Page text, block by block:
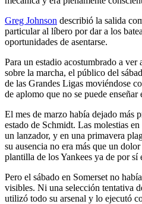
Greg Johnson describió la salida
particular al líbero por dar a los
oportunidades de asentarse.
Para un estadio acostumbrado a ver
sobre la marcha, el público del
de las Grandes Ligas moviéndose
de aplomo que no se puede enseñar
El mes de marzo había dejado más
estado de Schmidt. Las molestias
un lanzador, y en una primavera
su ausencia no era más que un
plantilla de los Yankees ya de por sí
Pero el sábado en Somerset no
visibles. Ni una selección tentativa
utilizó todo su arsenal y lo ejecutó